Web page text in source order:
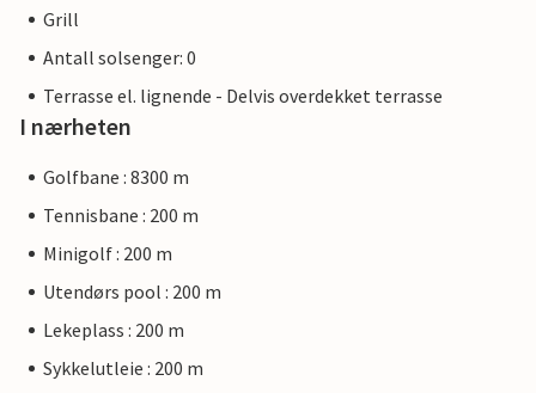
Grill
Antall solsenger: 0
Terrasse el. lignende - Delvis overdekket terrasse
I nærheten
Golfbane : 8300 m
Tennisbane : 200 m
Minigolf : 200 m
Utendørs pool : 200 m
Lekeplass : 200 m
Sykkelutleie : 200 m